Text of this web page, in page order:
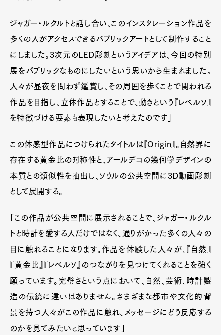
Art&DesignWatchFashion
Gourmet Cars
ProductCultureLifestyle
Official Columnist
About
Contact
Pen Meet
ジャガー・ルクルトと話し合い、このインスタレーション作品を
多くの人がアクセスできるパブリックアートとして制作すること
にしました。3次元のLED彫刻というアイデアは、今回の特別
展をパブリックなものにしたいという思いから生まれました。
人々が昼夜を問わず鑑賞し、その周囲を歩くことで関われる
作品を目指し、立体作品とすることで、動きという『レベルソ』
を特徴づける要素も表現したいと考えたのです」
この体感型作品につけられたタイトルは『Origin』。自然界に
存在する黄金比の対称性と、アールデコの幾何学デザインの
本質との類似性を抽出し、ソウルの公共空間に3D動画彫刻
として展開する。
「この作品が公共空間に展示されることで、ジャガー・ルクル
トと時計を愛する人だけではなく、通りがかった多くの人々の
目に触れることになります。作品を体験した人々が、『自然』
『黄金比』『レベルソ』のつながりを見つけてくれることを強く
願っています。完璧さという点において、自然、芸術、時計製
造の伝統に違いはありません。さまざまな都市や文化的背
景を持つ人々がこの作品に触れ、メッセージにどう反応する
のかを見てみたいと思っています」